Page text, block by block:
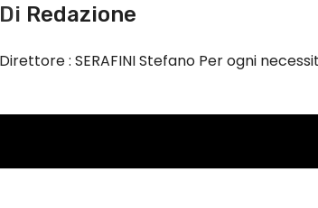
Di Redazione
Direttore : SERAFINI Stefano Per ogni